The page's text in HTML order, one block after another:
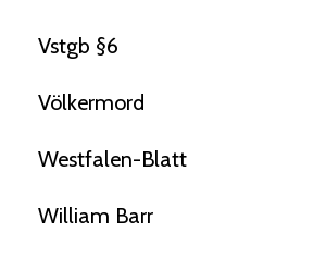
Vstgb §6
Völkermord
Westfalen-Blatt
William Barr